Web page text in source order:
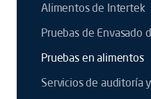
Alimentos de Intertek
Pruebas de Envasado
Pruebas en alimentos
Servicios de auditoría